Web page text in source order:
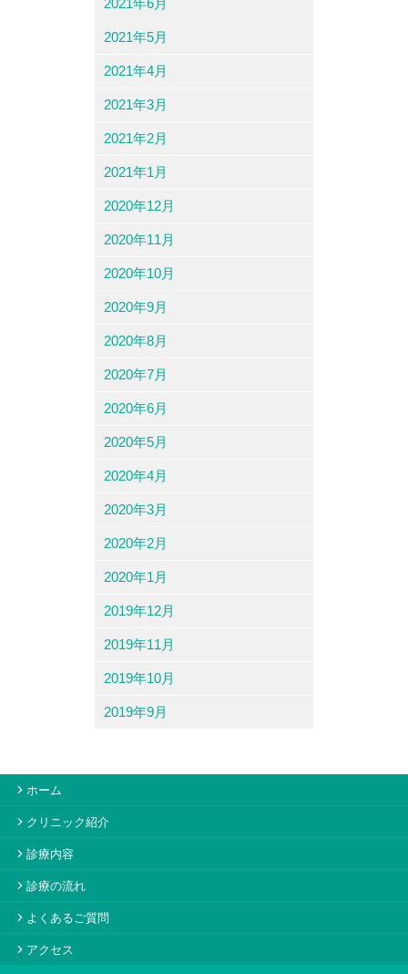
2021年6月
2021年5月
2021年4月
2021年3月
2021年2月
2021年1月
2020年12月
2020年11月
2020年10月
2020年9月
2020年8月
2020年7月
2020年6月
2020年5月
2020年4月
2020年3月
2020年2月
2020年1月
2019年12月
2019年11月
2019年10月
2019年9月
ホーム
クリニック紹介
診療内容
診療の流れ
よくあるご質問
アクセス